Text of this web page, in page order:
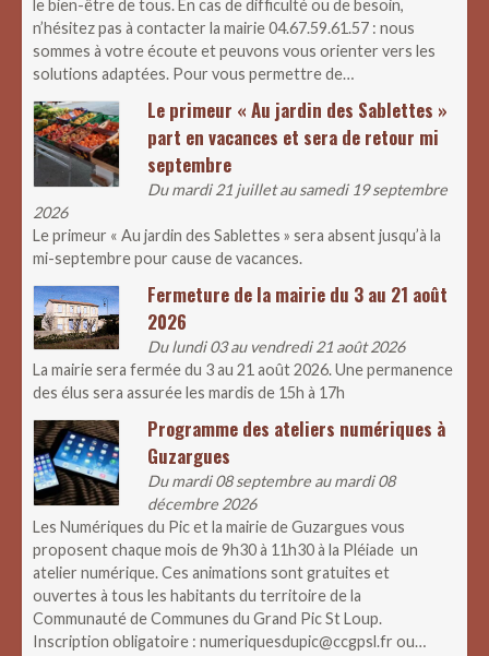
le bien-être de tous. En cas de difficulté ou de besoin,
n’hésitez pas à contacter la mairie 04.67.59.61.57 : nous
sommes à votre écoute et peuvons vous orienter vers les
solutions adaptées. Pour vous permettre de…
Le primeur « Au jardin des Sablettes »
part en vacances et sera de retour mi
septembre
Du mardi 21 juillet au samedi 19 septembre
2026
Le primeur « Au jardin des Sablettes » sera absent jusqu’à la
mi-septembre pour cause de vacances.
Fermeture de la mairie du 3 au 21 août
2026
Du lundi 03 au vendredi 21 août 2026
La mairie sera fermée du 3 au 21 août 2026. Une permanence
des élus sera assurée les mardis de 15h à 17h
Programme des ateliers numériques à
Guzargues
Du mardi 08 septembre au mardi 08
décembre 2026
Les Numériques du Pic et la mairie de Guzargues vous
proposent chaque mois de 9h30 à 11h30 à la Pléiade un
atelier numérique. Ces animations sont gratuites et
ouvertes à tous les habitants du territoire de la
Communauté de Communes du Grand Pic St Loup.
Inscription obligatoire : numeriquesdupic@ccgpsl.fr ou…